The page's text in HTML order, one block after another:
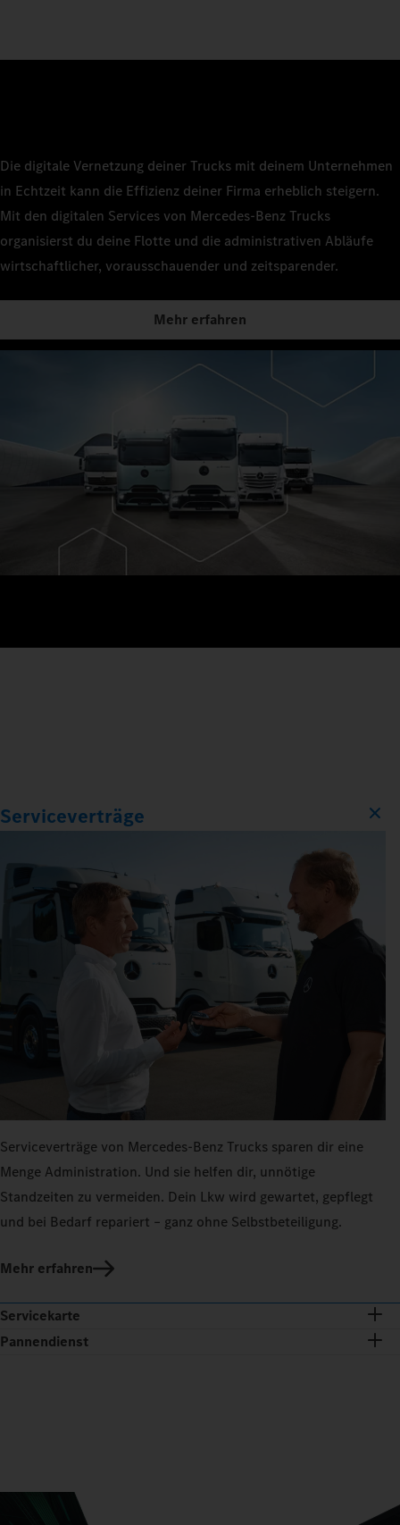
Die digitale Vernetzung deiner Trucks mit deinem Unternehmen
in Echtzeit kann die Effizienz deiner Firma erheblich steigern.
Mit den digitalen Services von Mercedes‑Benz Trucks
organisierst du deine Flotte und die administrativen Abläufe
wirtschaftlicher, vorausschauender und zeitsparender.
Mehr erfahren
Serviceverträge
Serviceverträge von Mercedes‑Benz Trucks sparen dir eine
Menge Administration. Und sie helfen dir, unnötige
Standzeiten zu vermeiden. Dein Lkw wird gewartet, gepflegt
und bei Bedarf repariert – ganz ohne Selbstbeteiligung.
Mehr erfahren
Servicekarte
Pannendienst